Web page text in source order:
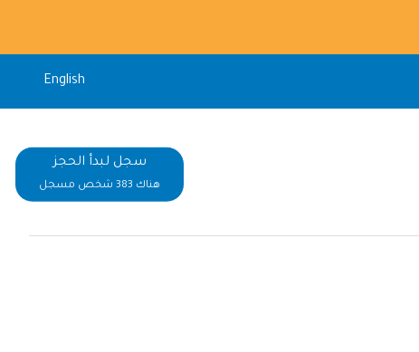
English
سجل لبدأ الحجز
هناك 383 شخص مسجل